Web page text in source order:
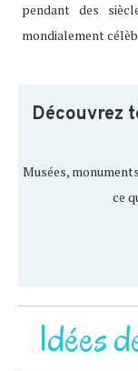
pendant des
mondialement
Découvrez
Musées,
ce
Idées